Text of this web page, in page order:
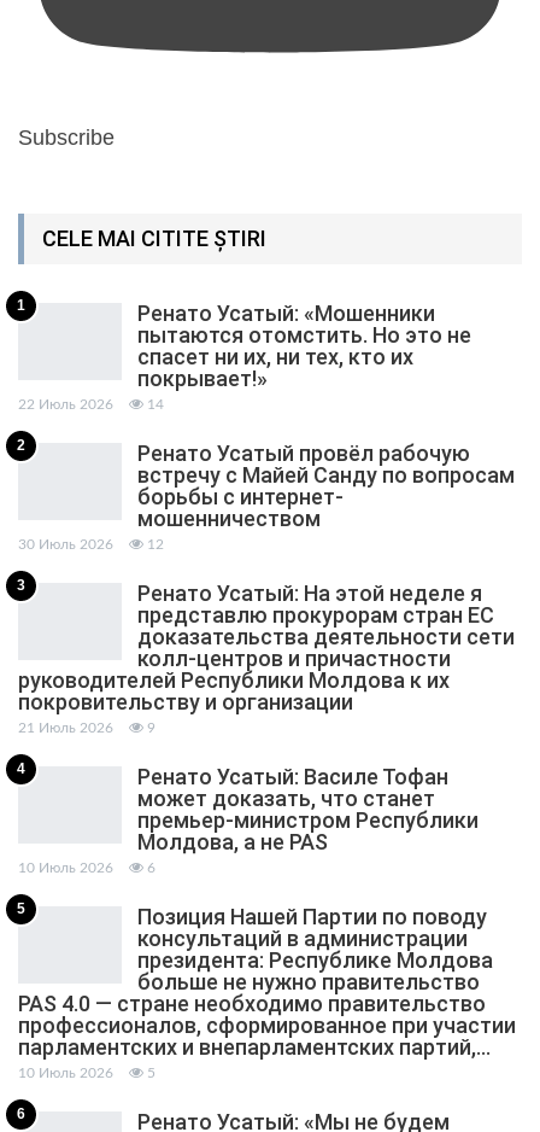
Subscribe
CELE MAI CITITE ȘTIRI
1
Ренато Усатый: «Мошенники
пытаются отомстить. Но это не
спасет ни их, ни тех, кто их
покрывает!»
22 Июль 2026 14
2
Ренато Усатый провёл рабочую
встречу с Майей Санду по вопросам
борьбы с интернет-
мошенничеством
30 Июль 2026 12
3
Ренато Усатый: На этой неделе я
представлю прокурорам стран ЕС
доказательства деятельности сети
колл-центров и причастности
руководителей Республики Молдова к их
покровительству и организации
21 Июль 2026 9
4
Ренато Усатый: Василе Тофан
может доказать, что станет
премьер-министром Республики
Молдова, а не PAS
10 Июль 2026 6
5
Позиция Нашей Партии по поводу
консультаций в администрации
президента: Республике Молдова
больше не нужно правительство
PAS 4.0 — стране необходимо правительство
профессионалов, сформированное при участии
парламентских и внепарламентских партий,…
10 Июль 2026 5
6
Ренато Усатый: «Мы не будем